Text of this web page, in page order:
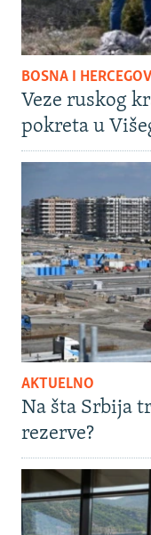
BOSNA I
Veze ruskog
pokreta u
AKTUELNO
Na šta Srbija
rezerve?